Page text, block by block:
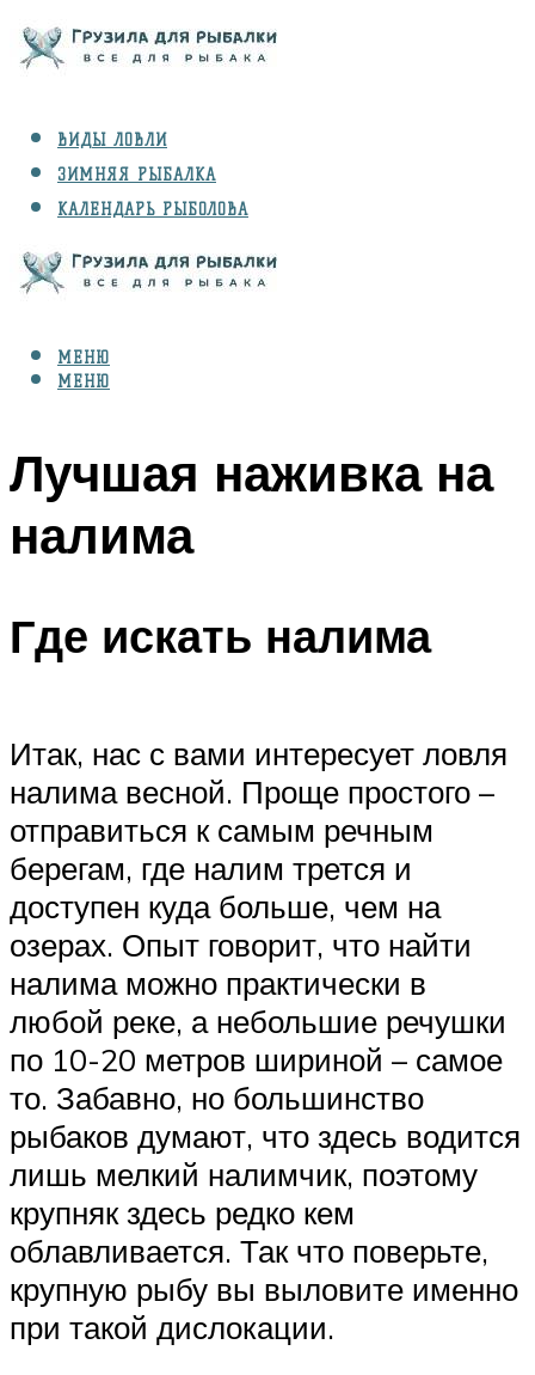
ВИДЫ ЛОВЛИ
ЗИМНЯЯ РЫБАЛКА
КАЛЕНДАРЬ РЫБОЛОВА
СНАРЯЖЕНИЕ
МЕНЮ
МЕНЮ
Лучшая наживка на
налима
Где искать налима
Итак, нас с вами интересует ловля
налима весной. Проще простого –
отправиться к самым речным
берегам, где налим трется и
доступен куда больше, чем на
озерах. Опыт говорит, что найти
налима можно практически в
любой реке, а небольшие речушки
по 10-20 метров шириной – самое
то. Забавно, но большинство
рыбаков думают, что здесь водится
лишь мелкий налимчик, поэтому
крупняк здесь редко кем
облавливается. Так что поверьте,
крупную рыбу вы выловите именно
при такой дислокации.